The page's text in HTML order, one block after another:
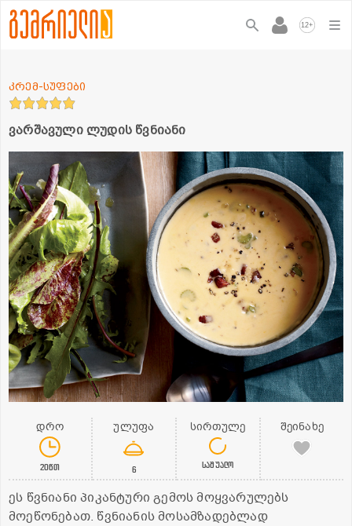
12+
ვარშავული ლუდის წვნიანი
კრემ-სუფები
დრო
20წთ
ულუფა
6
სირთულე
საშუალო
შეინახე
ეს წვნიანი პიკანტური გემოს მოყვარულებს
მოეწონებათ. წვნიანის მოსამზადებლად